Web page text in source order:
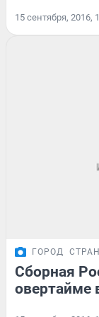
15 сентября, 2016,
ГОРОД
Сборная
овертайме